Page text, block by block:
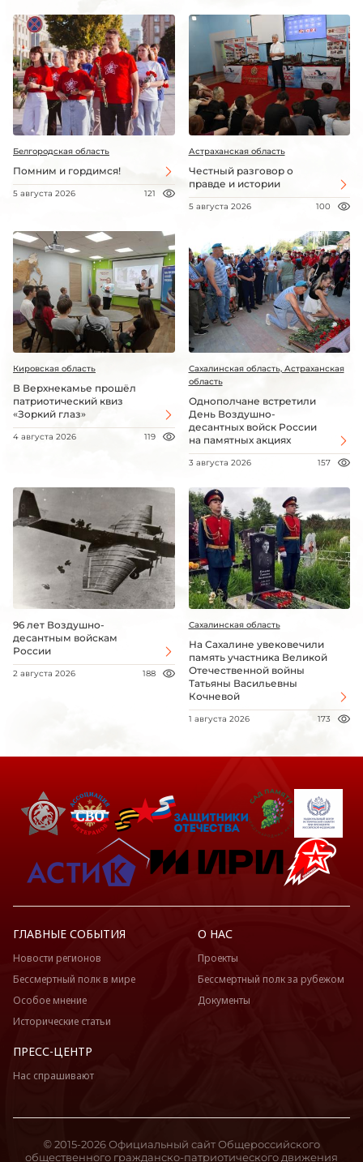
Белгородская область
Помним и гордимся!
5 августа 2026 121
Астраханская область
Честный разговор о
правде и истории
5 августа 2026 100
Кировская область
В Верхнекамье прошёл
патриотический квиз
«Зоркий глаз»
4 августа 2026 119
Сахалинская область, Астраханская
область
Однополчане встретили
День Воздушно-
десантных войск России
на памятных акциях
3 августа 2026 157
96 лет Воздушно-
десантным войскам
России
2 августа 2026 188
Сахалинская область
На Сахалине увековечили
память участника Великой
Отечественной войны
Татьяны Васильевны
Кочневой
1 августа 2026 173
ГЛАВНЫЕ СОБЫТИЯ
Новости регионов
Бессмертный полк в мире
Особое мнение
Исторические статьи
О НАС
Проекты
Бессмертный полк за рубежом
Документы
ПРЕСС-ЦЕНТР
Нас спрашивают
© 2015-2026 Официальный сайт Общероссийского
общественного гражданско-патриотического движения